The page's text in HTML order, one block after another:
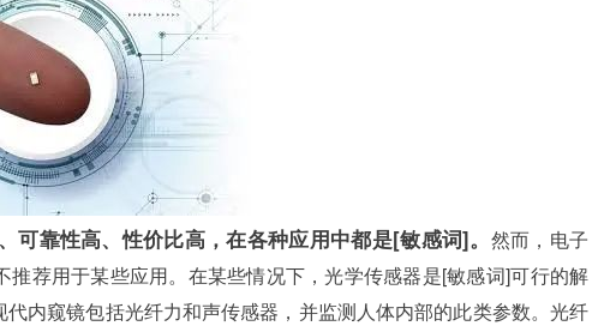
靠性高、性价比高，在各种应用中都是[敏感词]。 然而，电子
荐用于某些应用。在某些情况下，光学传感器是[敏感词]可行的解
内窥镜包括光纤力和声传感器，并监测人体内部的此类参数。光纤